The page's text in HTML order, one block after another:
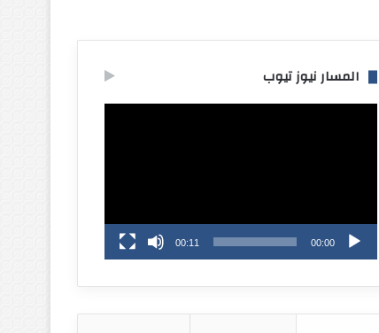
المسار نيوز تيوب
00:00
00:11